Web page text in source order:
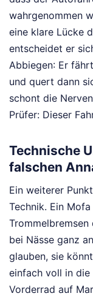
wahrgenommen
eine klare Lücke
entscheidet er
Abbiegen: Er
und quert dann
schont die
Prüfer: Dieser
Technische
falschen
Ein weiterer
Technik. Ein
bei Nässe ganz
glauben, sie
einfach voll in die
Vorderrad auf